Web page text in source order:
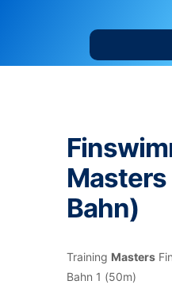
Bahn)
Training Masters
Bahn 1 (50m)